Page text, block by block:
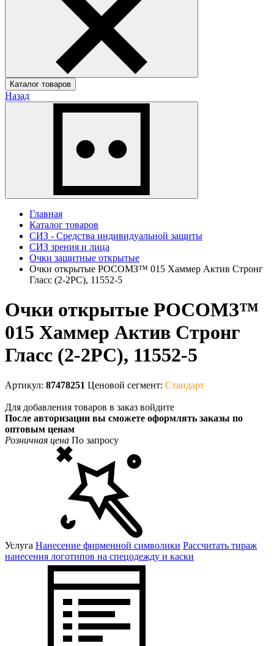
Каталог товаров
Назад
Главная
Каталог товаров
СИЗ - Средства индивидуальной защиты
СИЗ зрения и лица
Очки защитные открытые
Очки открытые РОСОМЗ™ 015 Хаммер Актив Стронг
Гласс (2-2PC), 11552-5
Очки открытые РОСОМЗ™
015 Хаммер Актив Стронг
Гласс (2-2PC), 11552-5
Артикул: 87478251 Ценовой сегмент: Стандарт
Для добавления товаров в заказ войдите
После авторизации вы сможете оформлять заказы по
оптовым ценам
Розничная цена По запросу
Услуга Нанесение фирменной символики Рассчитать тираж
нанесения логотипов на спецодежду и каски